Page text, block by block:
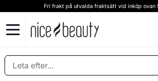
Kundservice och rådgivning Ring oss på (+46)